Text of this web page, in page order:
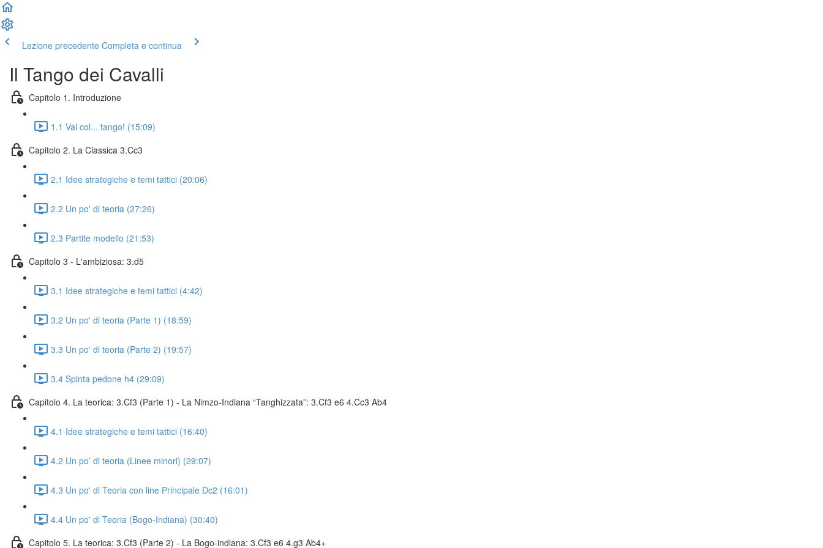
Lezione precedente Completa e continua
Il Tango dei Cavalli
Capitolo 1. Introduzione
1.1 Vai col... tango! (15:09)
Capitolo 2. La Classica 3.Cc3
2.1 Idee strategiche e temi tattici (20:06)
2.2 Un po' di teoria (27:26)
2.3 Partite modello (21:53)
Capitolo 3 - L'ambiziosa: 3.d5
3.1 Idee strategiche e temi tattici (4:42)
3.2 Un po' di teoria (Parte 1) (18:59)
3.3 Un po' di teoria (Parte 2) (19:57)
3.4 Spinta pedone h4 (29:09)
Capitolo 4. La teorica: 3.Cf3 (Parte 1) - La Nimzo-Indiana “Tanghizzata”: 3.Cf3 e6 4.Cc3 Ab4
4.1 Idee strategiche e temi tattici (16:40)
4.2 Un po’ di teoria (Linee minori) (29:07)
4.3 Un po' di Teoria con line Principale Dc2 (16:01)
4.4 Un po' di Teoria (Bogo-Indiana) (30:40)
Capitolo 5. La teorica: 3.Cf3 (Parte 2) - La Bogo-indiana: 3.Cf3 e6 4.g3 Ab4+